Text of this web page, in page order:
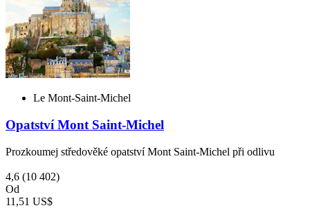
Le Mont-Saint-Michel
Opatství Mont Saint-Michel
Prozkoumej středověké opatství Mont Saint-Michel při odlivu
4,6 (10 402)
Od
11,51 US$